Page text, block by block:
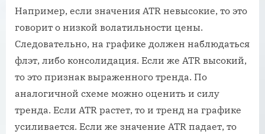
Например, если значения ATR невысокие, то это
говорит о низкой волатильности цены.
Следовательно, на графике должен наблюдаться
флэт, либо консолидация. Если же ATR высокий,
то это признак выраженного тренда. По
аналогичной схеме можно оценить и силу
тренда. Если ATR растет, то и тренд на графике
усиливается. Если же значение ATR падает, то